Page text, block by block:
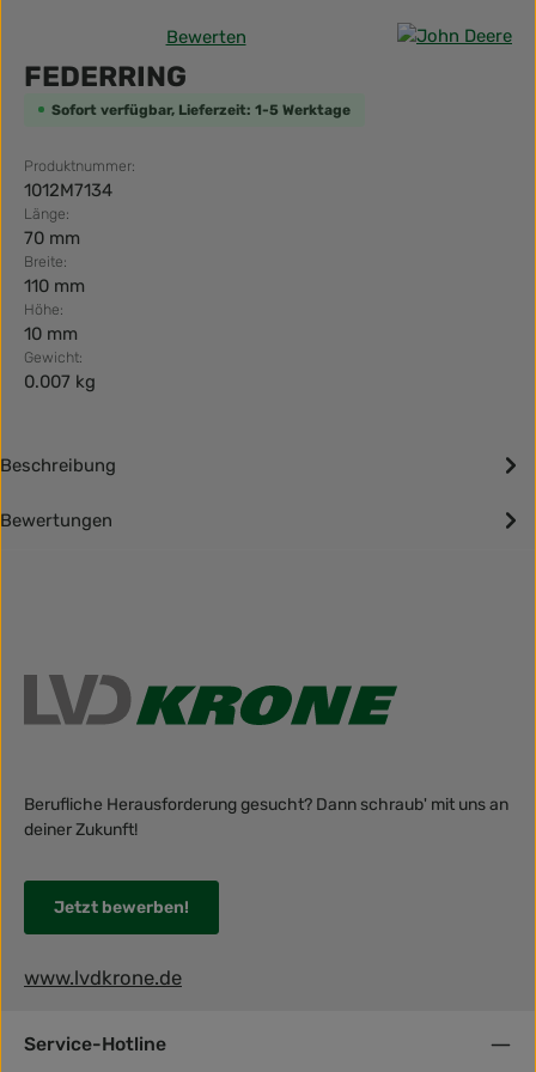
Durchschnittliche Bewertung von 0 von 5 Sternen
Bewerten
FEDERRING
Sofort verfügbar, Lieferzeit: 1-5 Werktage
Produktnummer:
1012M7134
Länge:
70 mm
Breite:
110 mm
Höhe:
10 mm
Gewicht:
0.007 kg
Beschreibung
Bewertungen
Berufliche Herausforderung gesucht? Dann schraub' mit uns an
deiner Zukunft!
Jetzt bewerben!
www.lvdkrone.de
Service-Hotline